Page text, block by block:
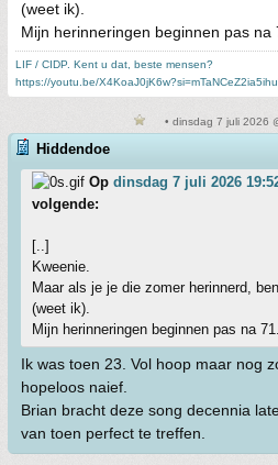
(weet ik).
Mijn herinneringen beginnen pas na
LIF / CIDP. Kent u dat, beste mensen?
https://youtu.be/
• dinsdag 7 juli 2026
Hiddendoe
Op dinsdag 7 juli 2026
volgende:
[..]
Kweenie.
Maar als je je die zomer herinnerd,
(weet ik).
Mijn herinneringen beginnen pas na 71.
Ik was toen 23. Vol hoop maar nog
hopeloos naief.
Brian bracht deze song decennia
van toen perfect te treffen.